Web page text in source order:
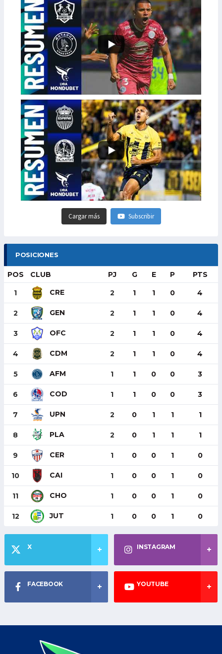
Cargar más Subscribir
POSICIONES
POS CLUB PJ G E P PTS
1 CRE 2 1 1 0 4
2 GEN 2 1 1 0 4
3 OFC 2 1 1 0 4
4 CDM 2 1 1 0 4
5 AFM 1 1 0 0 3
6 COD 1 1 0 0 3
7 UPN 2 0 1 1 1
8 PLA 2 0 1 1 1
9 CER 1 0 0 1 0
10 CAI 1 0 0 1 0
11 CHO 1 0 0 1 0
12 JUT 1 0 0 1 0
X INSTAGRAM
FACEBOOK YOUTUBE